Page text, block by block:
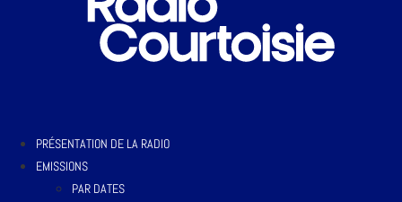
PRÉSENTATION DE LA RADIO
EMISSIONS
PAR DATES